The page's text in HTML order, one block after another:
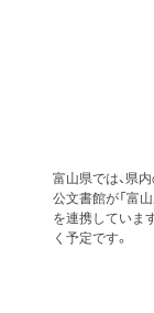
富山県では、県
公文書館が「富
を連携していま
く予定です。